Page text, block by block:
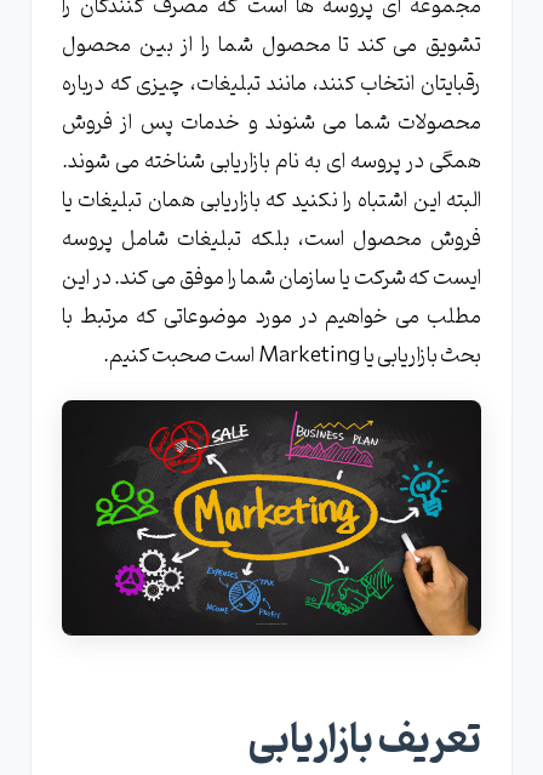
مجموعه ای پروسه ها است که مصرف کنندگان را
تشویق می کند تا محصول شما را از بین محصول
رقبایتان انتخاب کنند، مانند تبلیغات، چیزی که درباره
محصولات شما می شنوند و خدمات پس از فروش
همگی در پروسه ای به نام بازاریابی شناخته می شوند.
البته این اشتباه را نکنید که بازاریابی همان تبلیغات یا
فروش محصول است، بلکه تبلیغات شامل پروسه
ایست که شرکت یا سازمان شما را موفق می کند. در این
مطلب می خواهیم در مورد موضوعاتی که مرتبط با
بحث بازاریابی یا Marketing است صحبت کنیم.
تعریف بازاریابی